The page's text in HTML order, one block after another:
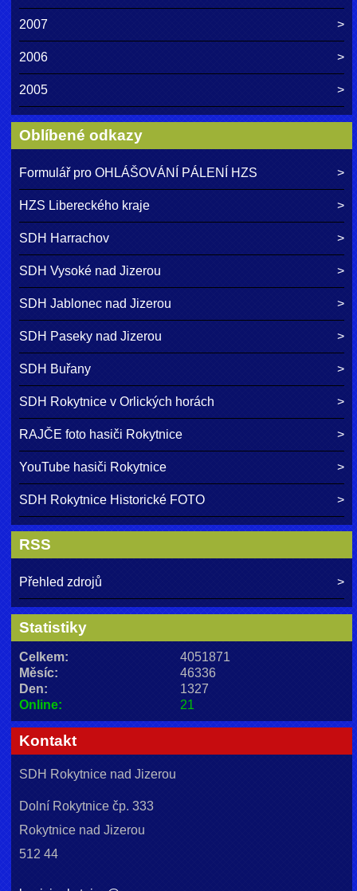
2007
2006
2005
Oblíbené odkazy
Formulář pro OHLÁŠOVÁNÍ PÁLENÍ HZS
HZS Libereckého kraje
SDH Harrachov
SDH Vysoké nad Jizerou
SDH Jablonec nad Jizerou
SDH Paseky nad Jizerou
SDH Buřany
SDH Rokytnice v Orlických horách
RAJČE foto hasiči Rokytnice
YouTube hasiči Rokytnice
SDH Rokytnice Historické FOTO
RSS
Přehled zdrojů
Statistiky
Online: 21
Celkem:
4051871
Měsíc:
46336
Den:
1327
Kontakt
SDH Rokytnice nad Jizerou
Dolní Rokytnice čp. 333
Rokytnice nad Jizerou
512 44